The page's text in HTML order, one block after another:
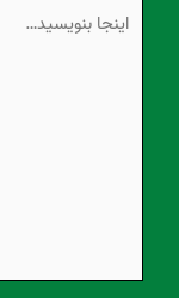
بنویسید…